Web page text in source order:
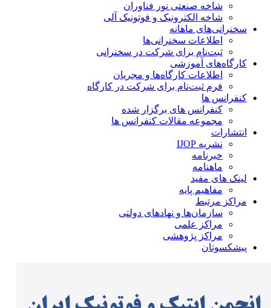
شاخه صنعتی نور فناوران
شاخه‌ الکترونیک و فوتونیک آلی
سخنرانی‌های ماهانه
اطلاعات سخنرانی‌‌ها
ثبت‌نام برای شرکت در سخنرانی
کارگاه‌های آموزشی
اطلاعات کارگاه‌ها و مجریان
فرم ثبت‌نام برای شرکت در کارگاه
کنفرانس ها
کنفرانس های برگزار شده
مجموعه مقالات کنفرانس ها
انتشارات
نشریه IJOP
خبرنامه
ماهنامه
لینک های مفید
مفاهیم پایه
مراکز مرتبط
سازمان‌ها و نهادهای دولتی
مراکز علمی
مراکز پژوهشی
پیشکسوتان